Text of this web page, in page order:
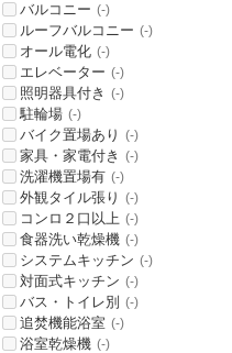
バルコニー (-)
ルーフバルコニー (-)
オール電化 (-)
エレベーター (-)
照明器具付き (-)
駐輪場 (-)
バイク置場あり (-)
家具・家電付き (-)
洗濯機置場有 (-)
外観タイル張り (-)
コンロ２口以上 (-)
食器洗い乾燥機 (-)
システムキッチン (-)
対面式キッチン (-)
バス・トイレ別 (-)
追焚機能浴室 (-)
浴室乾燥機 (-)